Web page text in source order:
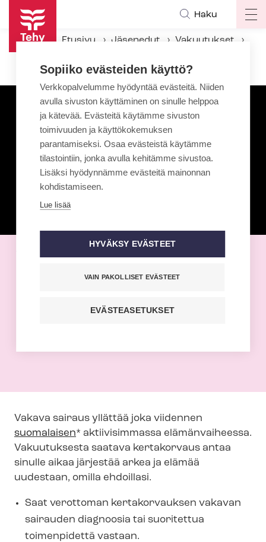
Hyppää
pääsisältöön
Haku
Etusivu Jäsenedut
Vakuutukset
Vakuutus vakavan sairauden
varalle
Mandatumista vakuutuksen vakavan
korotuksen korvaussummaan.
Vakava sairaus yllättää joka viidennen
suomalaisen* aktiivisimmassa elämänvaiheessa.
Vakuutuksesta saatava kertakorvaus antaa
sinulle aikaa järjestää arkea ja elämää
uudestaan, omilla ehdoillasi.
Saat verottoman kertakorvauksen vakavan
sairauden diagnoosia tai suoritettua
toimenpidettä vastaan.
Sopiiko evästeiden käyttö?
Verkkopalvelumme hyödyntää evästeitä. Niiden
avulla sivuston käyttäminen on sinulle helppoa
ja kätevää. Evästeitä käytämme sivuston
toimivuuden ja käyttökokemuksen
parantamiseksi. Osaa evästeistä käytämme
tilastointiin, jonka avulla kehitämme sivustoa.
Lisäksi hyödynnämme evästeitä mainonnan
kohdistamiseen.
Lue lisää
HYVÄKSY EVÄSTEET
VAIN PAKOLLISET EVÄSTEET
EVÄSTEASETUKSET